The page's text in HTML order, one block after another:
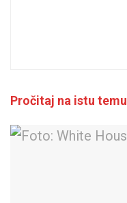
Pročitaj na istu temu